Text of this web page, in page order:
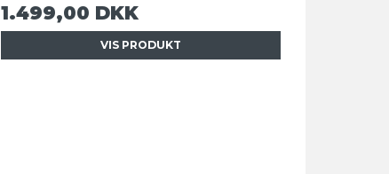
1.499,00 DKK
VIS PRODUKT